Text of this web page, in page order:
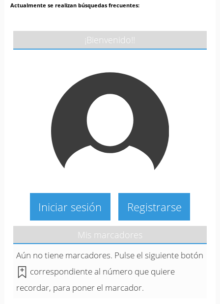
Actualmente se realizan búsquedas frecuentes:
¡Bienvenido!!
Iniciar sesión Registrarse
Mis marcadores
Aún no tiene marcadores. Pulse el siguiente botón
correspondiente al número que quiere
recordar, para poner el marcador.